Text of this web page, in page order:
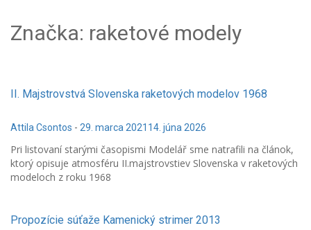
Značka: raketové modely
II. Majstrovstvá Slovenska raketových modelov 1968
Attila Csontos - 29. marca 2021 14. júna 2026
Pri listovaní starými časopismi Modelář sme natrafili na článok,
ktorý opisuje atmosféru II.majstrovstiev Slovenska v raketových
modeloch z roku 1968
Propozície súťaže Kamenický strimer 2013